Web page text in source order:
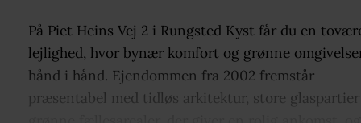
På Piet Heins Vej 2 i Rungsted Kyst får du en
lejlighed, hvor bynær komfort og grønne
hånd i hånd. Ejendommen fra 2002 fremstår
præsentabel med tidløs arkitektur, store